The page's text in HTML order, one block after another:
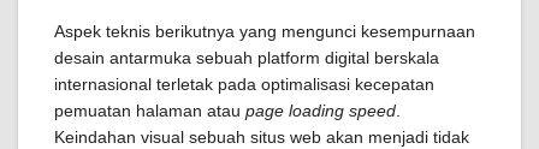
Aspek teknis berikutnya yang mengunci kesempurnaan
desain antarmuka sebuah platform digital berskala
internasional terletak pada optimalisasi kecepatan
pemuatan halaman atau page loading speed
Keindahan visual sebuah situs web akan menjadi tidak